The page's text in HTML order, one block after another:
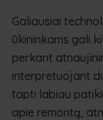
Galiausiai
ūkininkams gali
perkant
interpretuojant
tapti labiau
apie remontą,